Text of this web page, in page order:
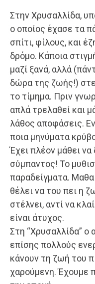
Στην Χρυσαλλίδα,
ο οποίος έχασε τα
σπίτι, φίλους, και
δρόμο. Κάποια
μαζί ξανά, αλλά
δώρα της ζωής!)
το τίμημα. Πριν
απλά τρελαθεί και
λάθος αποφάσεις.
ποια μηνύματα
Έχει πλέον μάθει
σύμπαντος! Το
παραδείγματα.
θέλει να του πει η
στέλνει, αντί να
είναι άτυχος.
Στη “Χρυσαλλίδα”
επίσης πολλούς
κάνουν τη ζωή του
χαρούμενη. Έχουμε